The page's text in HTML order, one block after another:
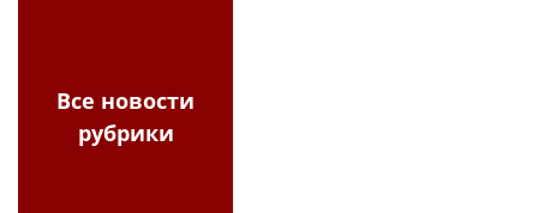
Все новости
рубрики